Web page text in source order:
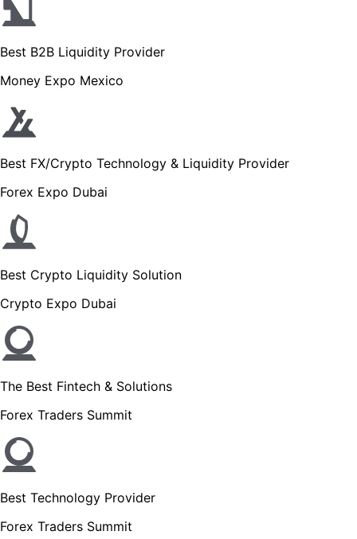
Best B2B Liquidity Provider
Money Expo Mexico
Best FX/Crypto Technology & Liquidity Provider
Forex Expo Dubai
Best Crypto Liquidity Solution
Crypto Expo Dubai
The Best Fintech & Solutions
Forex Traders Summit
Best Technology Provider
Forex Traders Summit